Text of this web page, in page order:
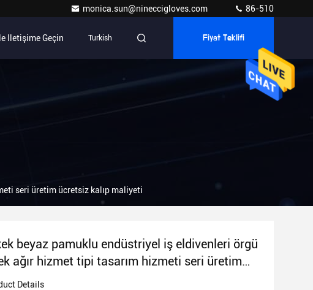
monica.sun@nineccigloves.com 86-510
Iletişime Geçin Turkish Fiyat Teklifi
seri üretim ücretsiz kalıp maliyeti
beyaz pamuklu endüstriyel iş eldivenleri örgü
ağır hizmet tipi tasarım hizmeti seri üretim
kalıp maliyeti
Details